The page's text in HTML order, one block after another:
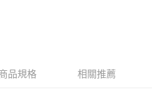
後才付款」的支付方式。 讓您購物簡單
品規格 相關推薦